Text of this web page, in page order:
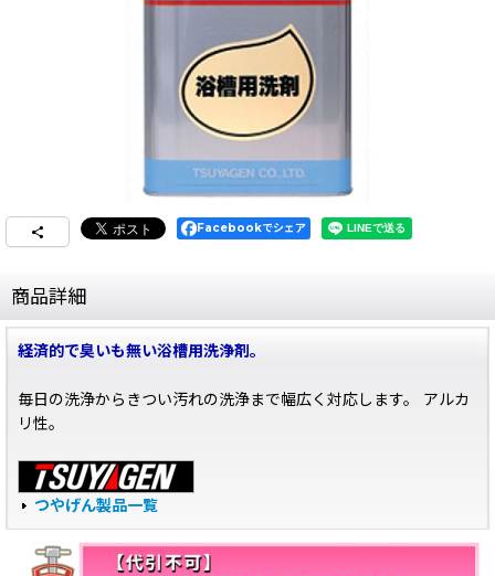
Facebookでシェア
商品詳細
経済的で臭いも無い浴槽用洗浄剤。
毎日の洗浄からきつい汚れの洗浄まで幅広く対応します。 アルカ
リ性。
つやげん製品一覧